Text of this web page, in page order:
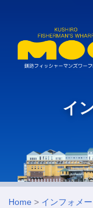
イ
Home > インフォメ